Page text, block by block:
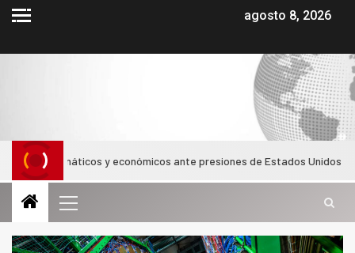
agosto 8, 2026
y económicos ante presiones de Estados Unidos